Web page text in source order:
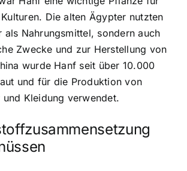
Die alten Ägypter nutzten
als Nahrungsmittel, sondern auch
Zwecke und zur Herstellung von
wurde Hanf seit über 10.000
und für die Produktion von
und Kleidung verwendet.